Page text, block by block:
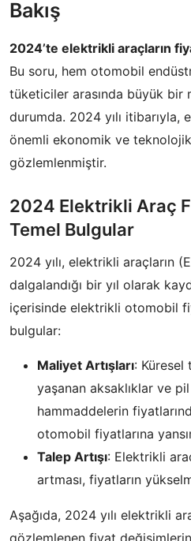
Bakış
2024’te elektrikli araçların
Bu soru, hem otomobil
tüketiciler arasında büyük bir
durumda. 2024 yılı itibarıyla,
önemli ekonomik ve
gözlemlenmiştir.
2024 Elektrikli Araç
Temel Bulgular
2024 yılı, elektrikli araçların
dalgalandığı bir yıl olarak
içerisinde elektrikli otomobil
bulgular:
Maliyet Artışları:
yaşanan aksaklıklar ve
hammaddelerin
otomobil fiyatlarına
Talep Artışı: Elektrikli
artması, fiyatların
Aşağıda, 2024 yılı elektrikli
gözlemlenen fiyat